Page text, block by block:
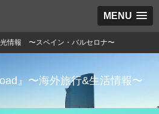
MENU
情報 〜スペイン・バルセロナ〜
』〜海外旅行&生活情報〜